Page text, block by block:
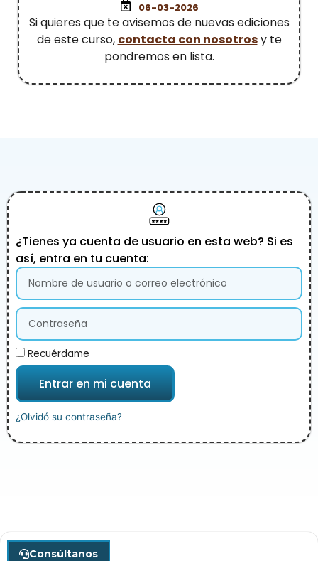
06-03-2026
Si quieres que te avisemos de nuevas ediciones
de este curso, contacta con nosotrosy te
pondremos en lista.
¿Tienes ya cuenta de usuario en esta web? Si es
así, entra en tu cuenta:
Recuérdame
Entrar en mi cuenta
¿Olvidó su contraseña?
Consúltanos